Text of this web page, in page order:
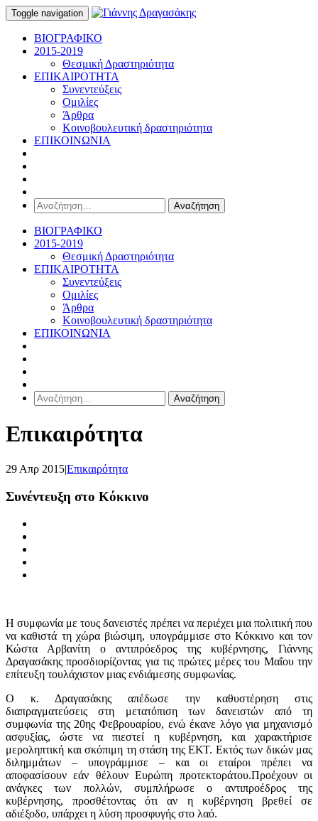
Toggle navigation
ΒΙΟΓΡΑΦΙΚΟ
2015-2019
Θεσμική Δραστηριότητα
ΕΠΙΚΑΙΡΟΤΗΤΑ
Συνεντεύξεις
Ομιλίες
Άρθρα
Κοινοβουλευτική δραστηριότητα
ΕΠΙΚΟΙΝΩΝΙΑ
Αναζήτηση
για:
ΒΙΟΓΡΑΦΙΚΟ
2015-2019
Θεσμική Δραστηριότητα
ΕΠΙΚΑΙΡΟΤΗΤΑ
Συνεντεύξεις
Ομιλίες
Άρθρα
Κοινοβουλευτική δραστηριότητα
ΕΠΙΚΟΙΝΩΝΙΑ
Αναζήτηση
για:
Επικαιρότητα
29 Απρ 2015|Επικαιρότητα
Συνέντευξη στο Κόκκινο
Η συμφωνία με τους δανειστές πρέπει να περιέχει μια πολιτική που
να καθιστά τη χώρα βιώσιμη, υπογράμμισε στο Κόκκινο και τον
Κώστα Αρβανίτη ο αντιπρόεδρος της κυβέρνησης, Γιάννης
Δραγασάκης προσδιορίζοντας για τις πρώτες μέρες του Μαΐου την
επίτευξη τουλάχιστον μιας ενδιάμεσης συμφωνίας.
Ο κ. Δραγασάκης απέδωσε την καθυστέρηση στις
διαπραγματεύσεις στη μετατόπιση των δανειστών από τη
συμφωνία της 20ης Φεβρουαρίου, ενώ έκανε λόγο για μηχανισμό
ασφυξίας, ώστε να πιεστεί η κυβέρνηση, και χαρακτήρισε
μεροληπτική και σκόπιμη τη στάση της ΕΚΤ. Εκτός των δικών μας
διλημμάτων – υπογράμμισε – και οι εταίροι πρέπει να
αποφασίσουν εάν θέλουν Ευρώπη προτεκτοράτου.Προέχουν οι
ανάγκες των πολλών, συμπλήρωσε ο αντιπροέδρος της
κυβέρνησης, προσθέτοντας ότι αν η κυβέρνηση βρεθεί σε
αδιέξοδο, υπάρχει η λύση προσφυγής στο λαό.